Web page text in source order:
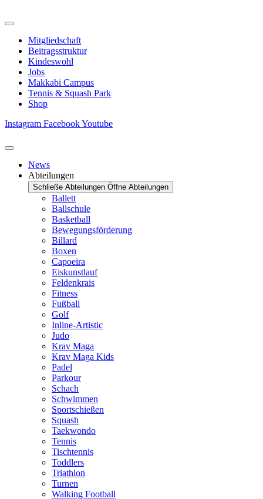
Inhalt
Mitgliedschaft
Beitragsstruktur
Kindeswohl
Jobs
Makkabi Campus
Tennis & Squash Park
Shop
Instagram FacebookYoutube
News
Abteilungen
Schließe Abteilungen Öffne Abteilungen
Ballett
Ballschule
Basketball
Bewegungsförderung
Billard
Boxen
Capoeira
Eiskunstlauf
Feldenkrais
Fitness
Fußball
Golf
Inline-Artistic
Judo
Krav Maga
Krav Maga Kids
Padel
Parkour
Schach
Schwimmen
Sportschießen
Squash
Taekwondo
Tennis
Tischtennis
Toddlers
Triathlon
Turnen
Walking Football